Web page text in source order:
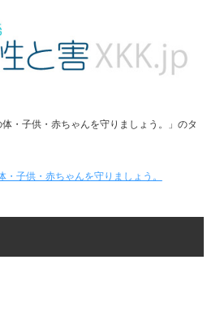
・子供・赤ちゃんを守りましょう。」のタ
子供・赤ちゃんを守りましょう。